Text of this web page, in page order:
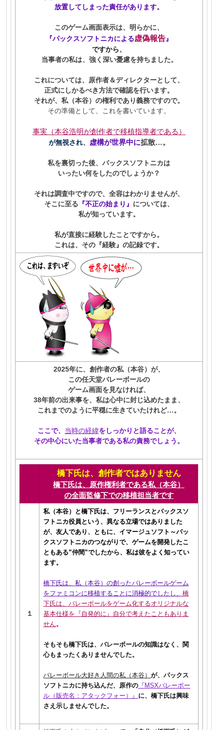
放置してしまった責任があります。
このゲーム画面表示は、明らかに、
『パックスソフトニカによる虚偽報告』
ですから、
当事者の私は、強く深い憂慮を持ちました。
これについては、原作者＆ディレクターとして、
正式にしかるべき方法で確認を行います。
それが、私（本谷）の権利であり義務ですので。
その準備として、これを書いています。
事実（本谷浩明が創作者で移植指導者である）
が無視され、 虚構が世界中に拡散…。
私を裏切った後、パックスソフトニカは
いったい何をしたのでしょうか？
それは調査中ですので、全容はわかりませんが、
そこに至る 『不正の始まり』 については、
私が知っています。
私が直接に経験したことですから。
これは、その『経験』の記録です。
2025年に、創作者の私（本谷）が、
この任天堂バレーボールの
ゲーム画面を見なければ、
38年前の出来事を、私は心中に封じ込めたまま、
これまでのように平穏に生きていたけれど…。
ここで、 当時の経緯をしっかりと語ることが、
その中心にいた当事者である私の責務でしょう。
橋下氏は、創作者ではありません
橋下氏は、原作権利者である私（本谷）
の全面監修下での移植担当者です
１
私（本谷）と橋下氏は、フリーランスとパックスソ
フトニカ役員という、異なる立場ではありました
が、友人であり、ともに、イマージュソフト～パッ
クスソフトニカのつながりで、ゲームを開発したこ
ともある”仲間”でしたから、私は彼をよく知ってい
ます。
橋下氏は、私（本谷）の創ったバレーボールゲーム
をファミコンに移植することに消極的でしたし、 橋
下氏は、バレーボールをゲーム化するオリジナルな
基本仕様を『自発的に』自分で考えたこともありま
せん。
そもそも橋下氏は、バレーボールの知識はなく、関
心もまったくありませんでした。
バレーボール大好き人間の私（本谷） が、パックス
ソフトニカに持ち込んだ、原作の 『MSXバレーボー
ル（販売名：アタックフォー）』 に、橋下氏は興味
さえ示しませんでした。